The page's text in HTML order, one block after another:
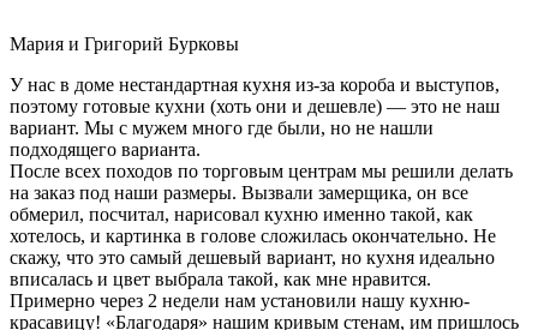
Мария и Григорий Бурковы
У нас в доме нестандартная кухня из-за короба и выступов,
поэтому готовые кухни (хоть они и дешевле) — это не наш
вариант. Мы с мужем много где были, но не нашли
подходящего варианта.
После всех походов по торговым центрам мы решили делать
на заказ под наши размеры. Вызвали замерщика, он все
обмерил, посчитал, нарисовал кухню именно такой, как
хотелось, и картинка в голове сложилась окончательно. Не
скажу, что это самый дешевый вариант, но кухня идеально
вписалась и цвет выбрала такой, как мне нравится.
Примерно через 2 недели нам установили нашу кухню-
красавицу! «Благодаря» нашим кривым стенам, им пришлось